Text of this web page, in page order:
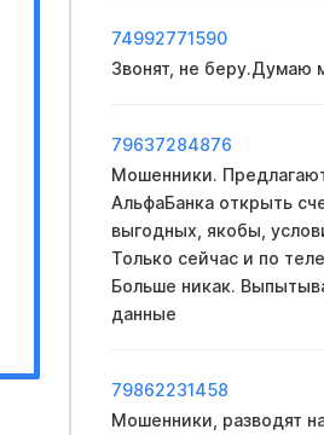
74992771590
Звонят, не беру.Думаю
79637284876
Мошенники.
АльфаБанка открыть
выгодных, якобы,
Только сейчас и по
Больше никак.
данные
79862231458
Мошенники, разводят